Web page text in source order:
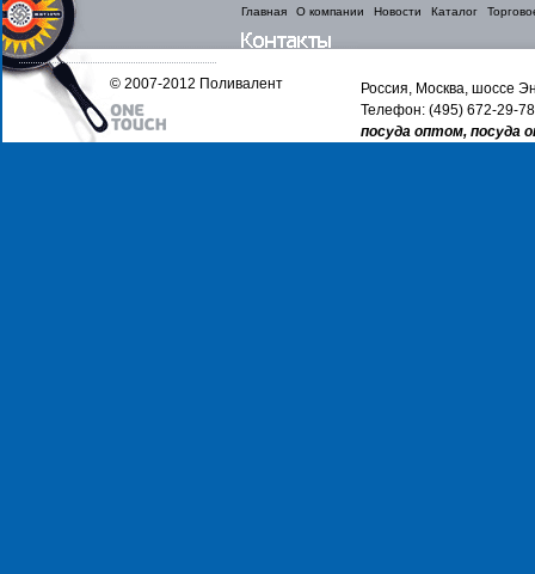
Главная О компании Новости Каталог
Россия, Москва, шоссе
Телефон: (495) 672-29-
посуда оптом, посуда
© 2007-2012 Поливалент